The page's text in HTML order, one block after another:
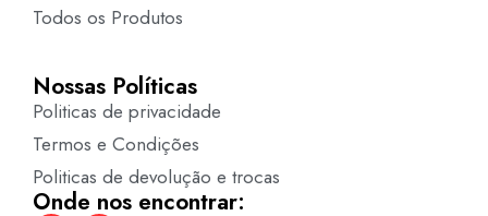
Todos os Produtos
Nossas Políticas
Politicas de privacidade
Termos e Condições
Politicas de devolução e trocas
Onde nos encontrar: